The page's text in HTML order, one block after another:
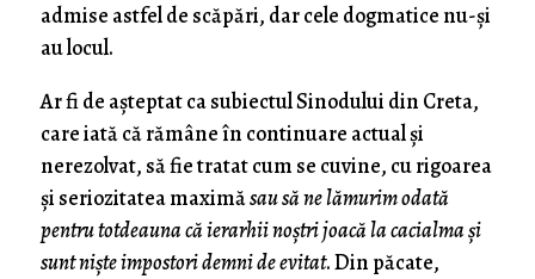
admise astfel de scăpări, dar cele dogmatice nu-și
au locul.
Ar fi de așteptat ca subiectul Sinodului din Creta,
care iată că rămâne în continuare actual și
nerezolvat, să fie tratat cum se cuvine, cu rigoarea
și seriozitatea maximăsau să ne lămurim odată
pentru totdeauna că ierarhii noștri joacă la cacialma și
sunt niște impostori demni de evitat. Din păcate,